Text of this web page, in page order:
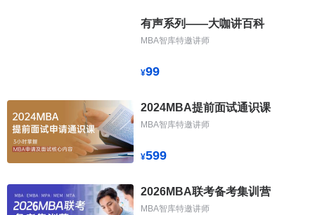
在开始编辑前，您需要了解以下守则，这对MBA智库百
只要注册账号，即可参与条目的新建、编辑和修改。可
以充分发挥自己的思维及利用您手边拥有的资料与大家分享
您的知识。如果您想要贡献的页面已经存在，鼓励使用者勇
以简体中文为主
有声系列——大咖讲百科
MBA智库特邀讲师
¥99
2024MBA提前面试通识课
MBA智库特邀讲师
¥599
2026MBA联考备考集训营
MBA智库特邀讲师